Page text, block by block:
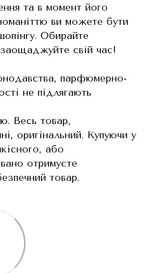
та в момент його
ви можете бути
Обирайте
свій час!
парфюмерно-
не підлягають
Весь товар,
оригінальний. Купуючи у
або
отримуєте
товар.